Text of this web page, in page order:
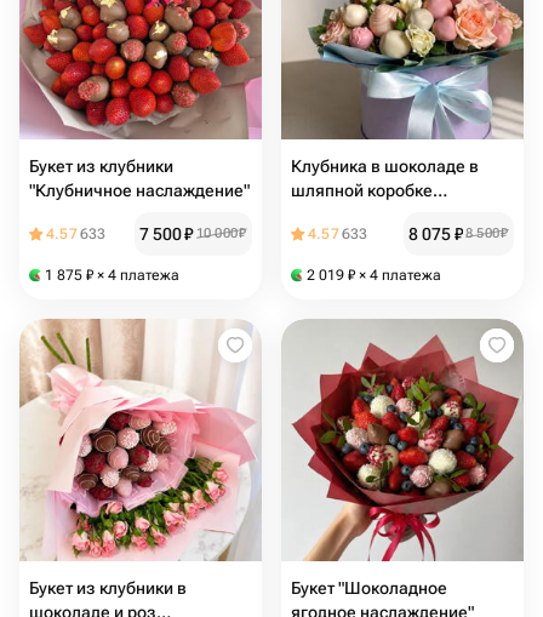
Букет из клубники
"Клубничное наслаждение"
4.57633 7 500₽ 10 000₽
1 875 ₽ × 4 платежа
Клубника в шоколаде в
шляпной коробке
руководителя»
4.57633 8 075₽8 500₽
2 019 ₽ × 4 платежа
Букет из клубники в
шоколаде и роз
Букет "Шоколадное
ягодное наслаждение"